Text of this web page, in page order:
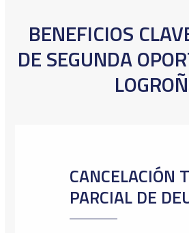
BENEFICIOS
DE SEGUNDA
CANCELACIÓN
PARCIAL DE